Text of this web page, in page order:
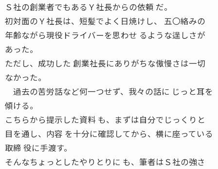
Ｓ社の創業者でもあるＹ社長からの依頼 だ。
初対面のＹ社長は、短髪でよく日焼けし、 五〇絡みの
年齢ながら現役ドライバーを思わせ るような逞しさが
あった。
ただし、成功した 創業社長にありがちな傲慢さは一切
なかった。
過去の苦労話など何一つせず、我々の話に じっと耳を
傾ける。
こちらから提示した資料 も、まずは自分でじっくりと
目を通し、内容 を十分に確認してから、横に座っている
取締 役に手渡す。
そんなちょっとしたやりとりに も、筆者はＳ社の強さ